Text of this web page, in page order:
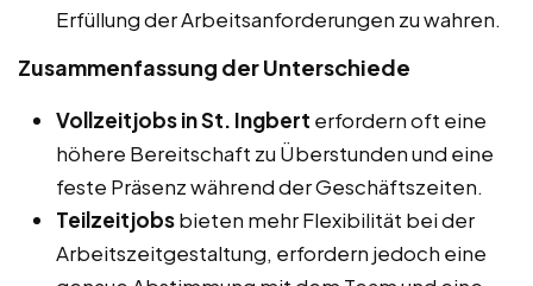
Erfüllung der Arbeitsanforderungen zu wahren.
Zusammenfassung der Unterschiede
Vollzeitjobs in St. Ingbert erfordern oft eine
höhere Bereitschaft zu Überstunden und eine
feste Präsenz während der Geschäftszeiten.
Teilzeitjobsbieten mehr Flexibilität bei der
Arbeitszeitgestaltung, erfordern jedoch eine